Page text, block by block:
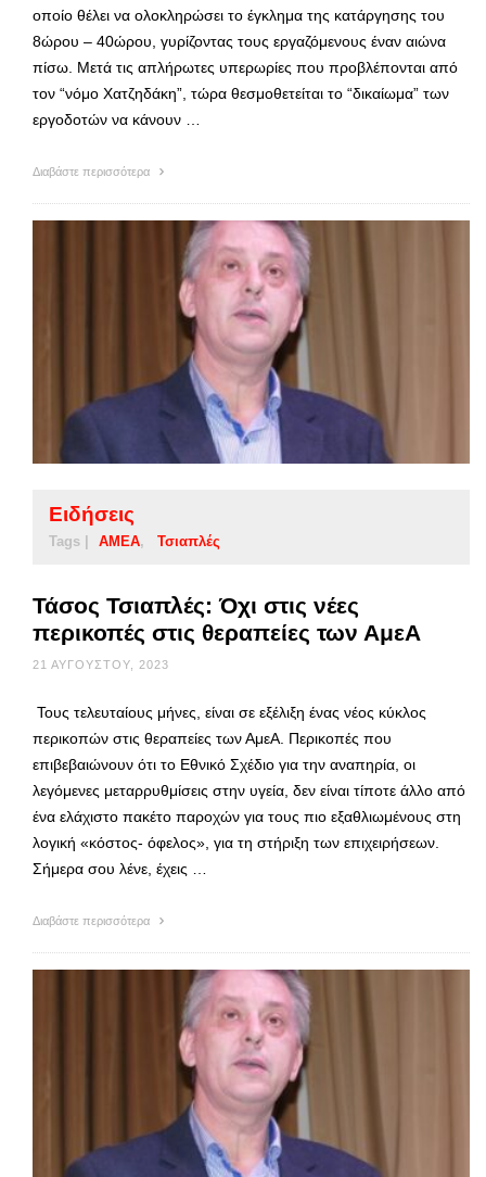
οποίο θέλει να ολοκληρώσει το έγκλημα της κατάργησης του
8ώρου – 40ώρου, γυρίζοντας τους εργαζόμενους έναν αιώνα
πίσω. Μετά τις απλήρωτες υπερωρίες που προβλέπονται από
τον “νόμο Χατζηδάκη”, τώρα θεσμοθετείται το “δικαίωμα” των
εργοδοτών να κάνουν …
Διαβάστε περισσότερα
Ειδήσεις
Tags | ΑΜΕΑ Τσιαπλές
Τάσος Τσιαπλές: Όχι στις νέες
περικοπές στις θεραπείες των ΑμεΑ
21 ΑΥΓΟΎΣΤΟΥ, 2023
Τους τελευταίους μήνες, είναι σε εξέλιξη ένας νέος κύκλος
περικοπών στις θεραπείες των ΑμεΑ. Περικοπές που
επιβεβαιώνουν ότι το Εθνικό Σχέδιο για την αναπηρία, οι
λεγόμενες μεταρρυθμίσεις στην υγεία, δεν είναι τίποτε άλλο από
ένα ελάχιστο πακέτο παροχών για τους πιο εξαθλιωμένους στη
λογική «κόστος- όφελος», για τη στήριξη των επιχειρήσεων.
Σήμερα σου λένε, έχεις …
Διαβάστε περισσότερα